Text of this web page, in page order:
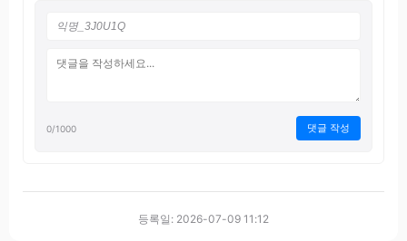
0/1000 댓글 작성
등록일: 2026-07-09 11:12